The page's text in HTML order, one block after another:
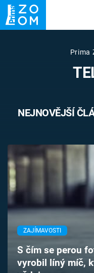
VETŘELCI
Témata
Pořady
TV Program
Časopis
Sledujte prima+
Prima
NEJNOVĚJŠÍ
ZAJÍMAVOSTI
S čím se perou
vyrobil líný míč,